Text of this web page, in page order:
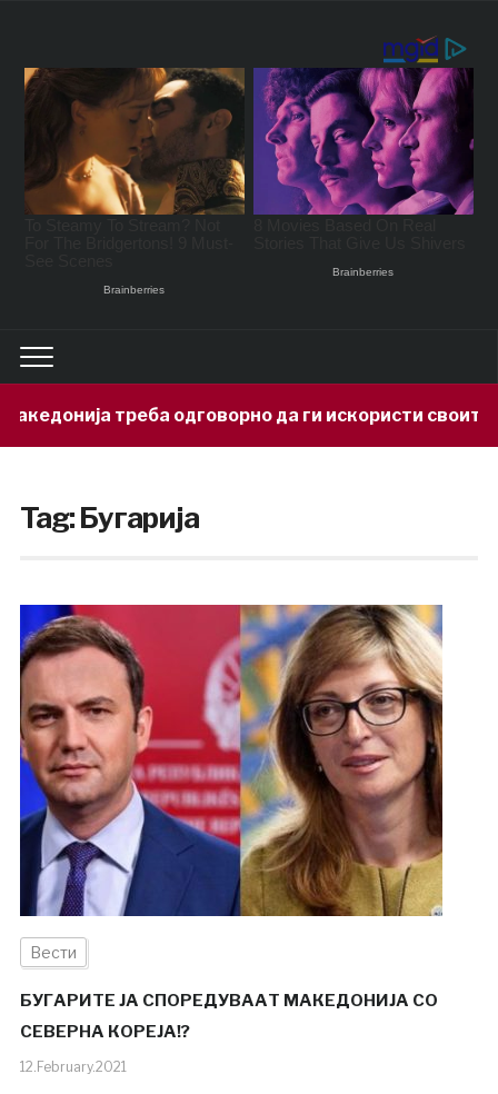
треба одговорно да ги искористи своите
Tag:Бугарија
Вести
БУГАРИТЕ ЈА СПОРЕДУВААТ МАКЕДОНИЈА СО
СЕВЕРНА КОРЕЈА!?
12.February.2021